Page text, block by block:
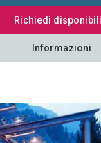
Richiedi
Informazioni